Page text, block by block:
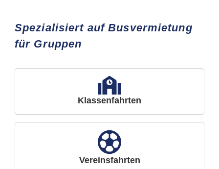
Spezialisiert auf Busvermietung
für Gruppen
Klassenfahrten
Vereinsfahrten